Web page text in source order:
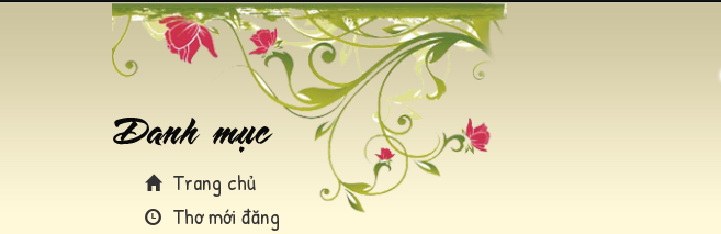
Trang chủ
Thơ mới đăng